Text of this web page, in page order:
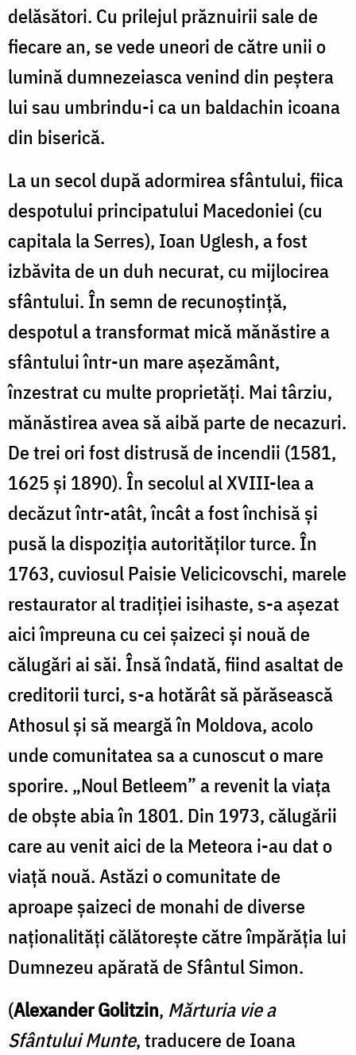
delăsători. Cu prilejul prăznuirii sale de
fiecare an, se vede uneori de către unii o
lumină dumnezeiasca venind din peștera
lui sau umbrindu-i ca un baldachin icoana
din biserică.
La un secol după adormirea sfântului, fiica
despotului principatului Macedoniei (cu
capitala la Serres), Ioan Uglesh, a fost
izbăvita de un duh necurat, cu mijlocirea
sfântului. În semn de recunoștință,
despotul a transformat mică mănăstire a
sfântului într-un mare așezământ,
înzestrat cu multe proprietăți. Mai târziu,
mănăstirea avea să aibă parte de necazuri.
De trei ori fost distrusă de incendii (1581,
1625 și 1890). În secolul al XVIII-lea a
decăzut într-atât, încât a fost închisă și
pusă la dispoziția autorităților turce. În
1763, cuviosul Paisie Velicicovschi, marele
restaurator al tradiției isihaste, s-a așezat
aici împreuna cu cei șaizeci și nouă de
călugări ai săi. Însă îndată, fiind asaltat de
creditorii turci, s-a hotărât să părăsească
Athosul și să meargă în Moldova, acolo
unde comunitatea sa a cunoscut o mare
sporire. „Noul Betleem” a revenit la viața
de obște abia în 1801. Din 1973, călugării
care au venit aici de la Meteora i-au dat o
viață nouă. Astăzi o comunitate de
aproape șaizeci de monahi de diverse
naționalități călătorește către împărăția lui
Dumnezeu apărată de Sfântul Simon.
(Alexander Golitzin, Mărturia vie a
Sfântului Munte, traducere de Ioana